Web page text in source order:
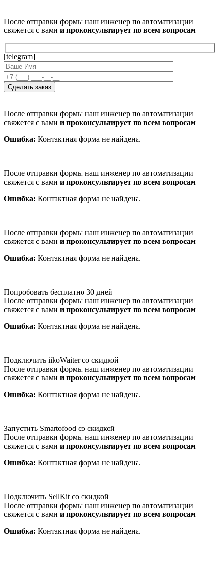
После отправки формы наш инженер по автоматизации
свяжется с вами и проконсультирует по всем вопросам
[telegram]
После отправки формы наш инженер по автоматизации
свяжется с вами и проконсультирует по всем вопросам
Ошибка: Контактная форма не найдена.
После отправки формы наш инженер по автоматизации
свяжется с вами и проконсультирует по всем вопросам
Ошибка: Контактная форма не найдена.
После отправки формы наш инженер по автоматизации
свяжется с вами и проконсультирует по всем вопросам
Ошибка: Контактная форма не найдена.
Попробовать бесплатно 30 дней
После отправки формы наш инженер по автоматизации
свяжется с вами и проконсультирует по всем вопросам
Ошибка: Контактная форма не найдена.
Подключить iikoWaiter со скидкой
После отправки формы наш инженер по автоматизации
свяжется с вами и проконсультирует по всем вопросам
Ошибка: Контактная форма не найдена.
Запустить Smartofood со скидкой
После отправки формы наш инженер по автоматизации
свяжется с вами и проконсультирует по всем вопросам
Ошибка: Контактная форма не найдена.
Подключить SellKit со скидкой
После отправки формы наш инженер по автоматизации
свяжется с вами и проконсультирует по всем вопросам
Ошибка: Контактная форма не найдена.